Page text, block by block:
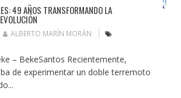
49 AÑOS TRANSFORMANDO LA
ALBERTO MARÍN MORÁN
– BekeSantos Recientemente,
de experimentar un doble terremoto